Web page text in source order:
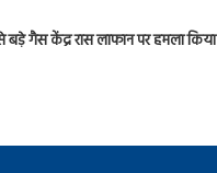
गैस केंद्र रास लाफान पर हमला किया